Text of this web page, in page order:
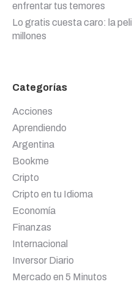
enfrentar tus temores
Lo gratis cuesta caro: la
millones
Categorías
Acciones
Aprendiendo
Argentina
Bookme
Cripto
Cripto en tu Idioma
Economía
Finanzas
Internacional
Inversor Diario
Mercado en 5 Minutos